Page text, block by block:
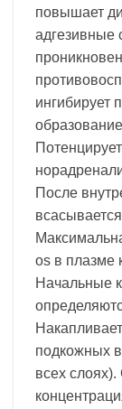
повышает
адгезивные
ингибирует
После
os в плазме
Начальные
подкожных
всех